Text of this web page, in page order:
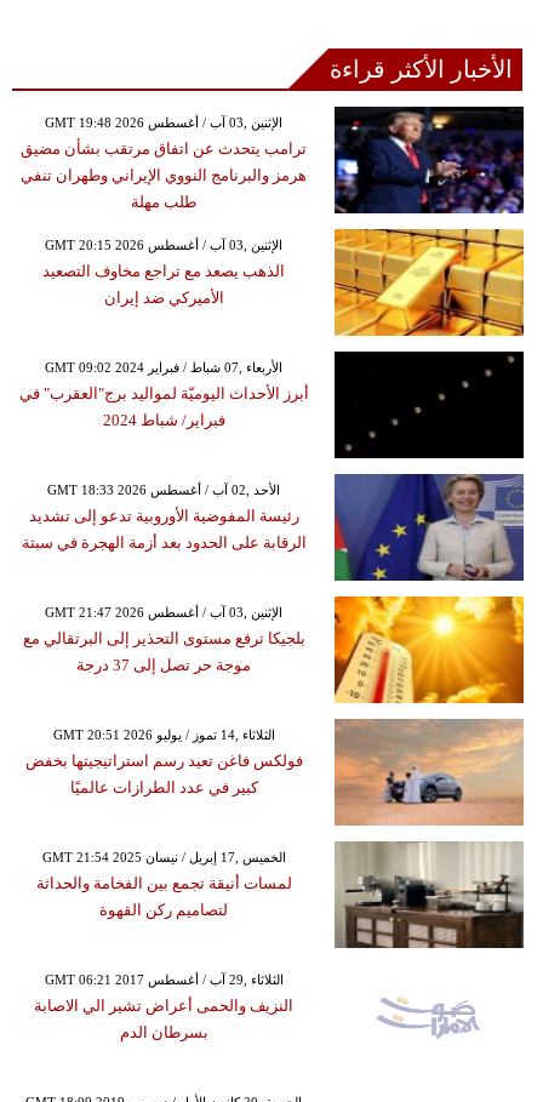
الأخبار الأكثر قراءة
GMT 19:48 2026 الإثنين ,03 آب / أغسطس
ترامب يتحدث عن اتفاق مرتقب بشأن مضيق
هرمز والبرنامج النووي الإيراني وطهران تنفي
طلب مهلة
GMT 20:15 2026 الإثنين ,03 آب / أغسطس
الذهب يصعد مع تراجع مخاوف التصعيد
الأميركي ضد إيران
GMT 09:02 2024 الأربعاء ,07 شباط / فبراير
أبرز الأحداث اليوميّة لمواليد برج"العقرب" في
فبراير/ شباط 2024
GMT 18:33 2026 الأحد ,02 آب / أغسطس
رئيسة المفوضية الأوروبية تدعو إلى تشديد
الرقابة على الحدود بعد أزمة الهجرة في سبتة
GMT 21:47 2026 الإثنين ,03 آب / أغسطس
بلجيكا ترفع مستوى التحذير إلى البرتقالي مع
موجة حر تصل إلى 37 درجة
GMT 20:51 2026 الثلاثاء ,14 تموز / يوليو
فولكس فاغن تعيد رسم استراتيجيتها بخفض
كبير في عدد الطرازات عالميًا
GMT 21:54 2025 الخميس ,17 إبريل / نيسان
لمسات أنيقة تجمع بين الفخامة والحداثة
لتصاميم ركن القهوة
GMT 06:21 2017 الثلاثاء ,29 آب / أغسطس
النزيف والحمى أعراض تشير الي الاصابة
بسرطان الدم